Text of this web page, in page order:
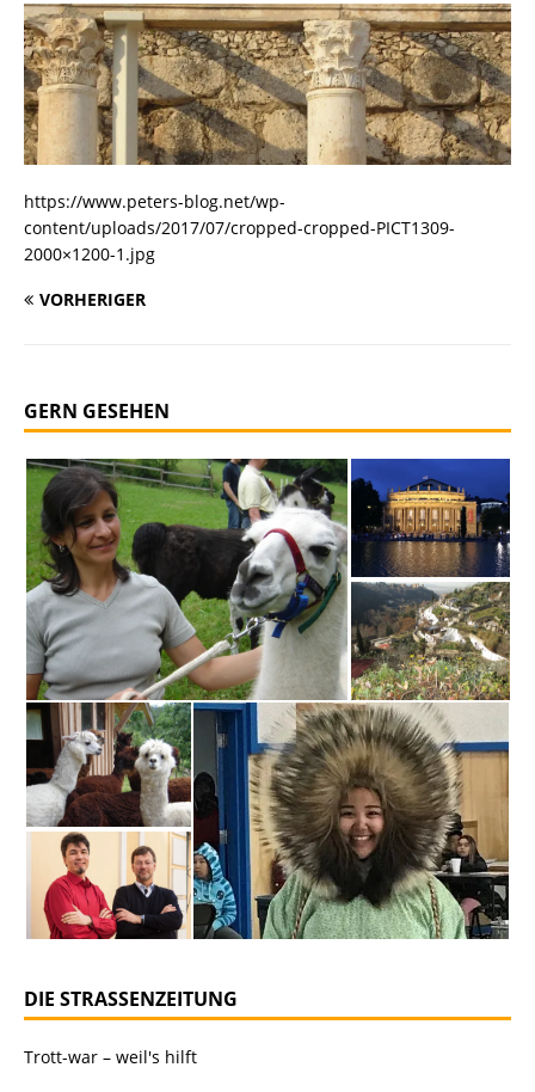
https://www.peters-blog.net/wp-
content/uploads/2017/07/cropped-cropped-PICT1309-
2000×1200-1.jpg
VORHERIGER
GERN GESEHEN
DIE STRASSENZEITUNG
Trott-war – weil's hilft